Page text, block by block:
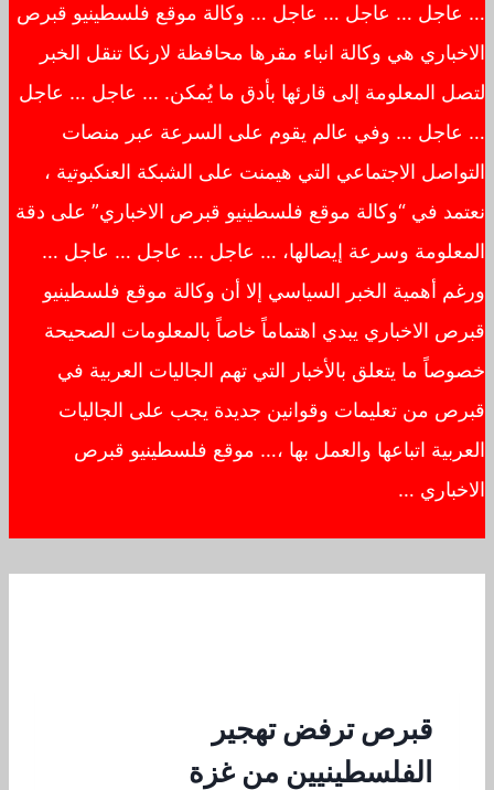
… عاجل … عاجل … عاجل … وكالة موقع فلسطينيو قبرص
الاخباري هي وكالة انباء مقرها محافظة لارنكا تنقل الخبر
لتصل المعلومة إلى قارئها بأدق ما يُمكن. … عاجل … عاجل
… عاجل … وفي عالم يقوم على السرعة عبر منصات
التواصل الاجتماعي التي هيمنت على الشبكة العنكبوتية ،
نعتمد في “وكالة موقع فلسطينيو قبرص الاخباري” على دقة
المعلومة وسرعة إيصالها، … عاجل … عاجل … عاجل …
ورغم أهمية الخبر السياسي إلا أن وكالة موقع فلسطينيو
قبرص الاخباري يبدي اهتماماً خاصاً بالمعلومات الصحيحة
خصوصاً ما يتعلق بالأخبار التي تهم الجاليات العربية في
قبرص من تعليمات وقوانين جديدة يجب على الجاليات
العربية اتباعها والعمل بها ،… موقع فلسطينيو قبرص
الاخباري …
قبرص ترفض تهجير
الفلسطينيين من غزة